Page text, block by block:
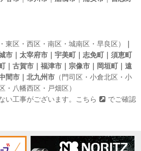
東区・西区・南区・城南区・早良区）
市｜太宰府市｜宇美町｜志免町｜須恵町
｜古賀市｜福津市｜宗像市｜岡垣町｜遠
間市｜北九州市 （門司区・小倉北区・小
・八幡西区・戸畑区）
工事がございます。
こちら
でご確認